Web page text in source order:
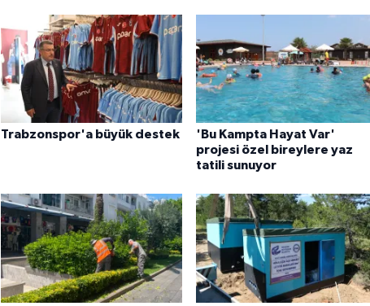
Trabzonspor'a büyük destek
'Bu Kampta Hayat Var'
projesi özel bireylere yaz
tatili sunuyor